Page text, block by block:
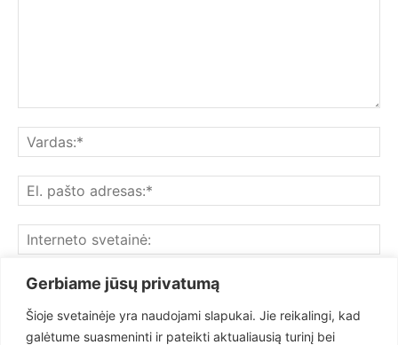
Gerbiame jūsų privatumą
Šioje svetainėje yra naudojami slapukai. Jie reikalingi, kad
galėtume suasmeninti ir pateikti aktualiausią turinį bei
Išsaugoti mano vardą, el. paštą ir svetainę šioje naršyklėje
sekančiam kartui.